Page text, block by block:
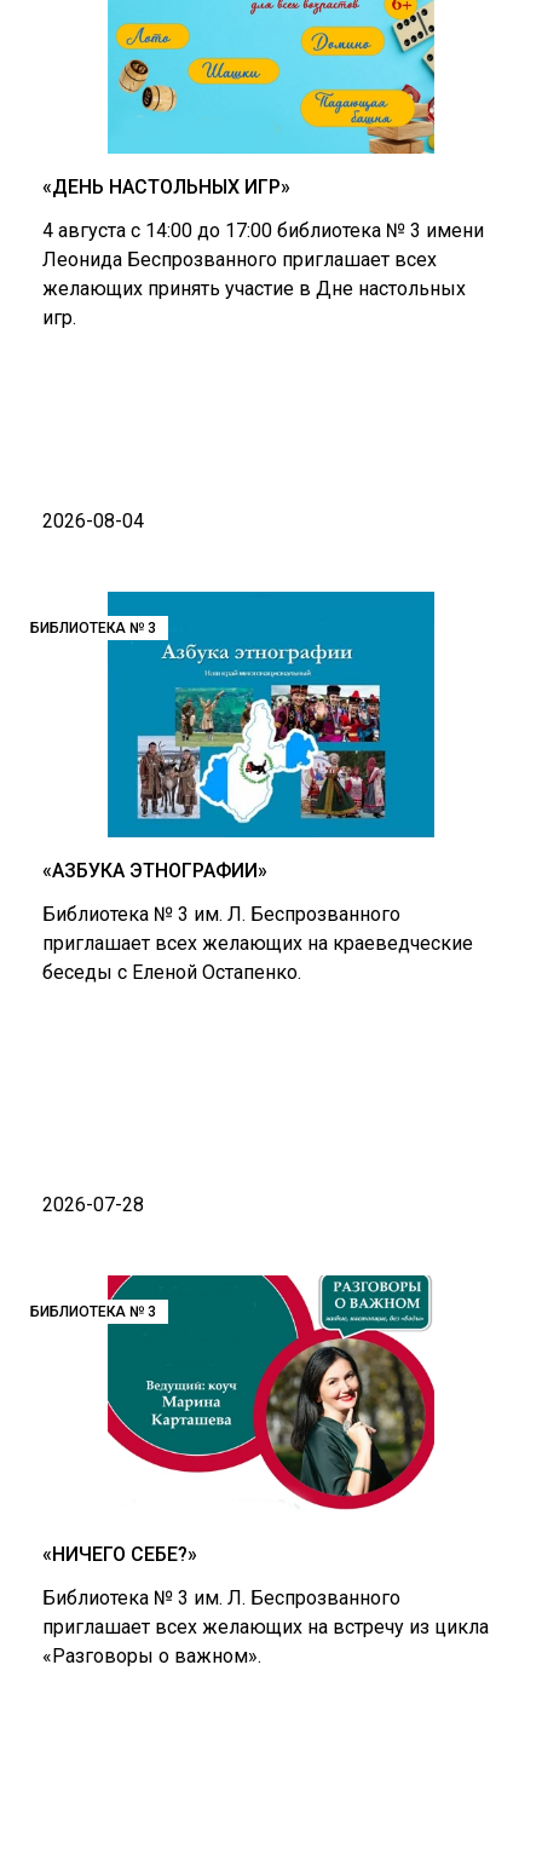
«ДЕНЬ НАСТОЛЬНЫХ ИГР»
4 августа с 14:00 до 17:00 библиотека № 3 имени
Леонида Беспрозванного приглашает всех
желающих принять участие в Дне настольных
игр.
2026-08-04
БИБЛИОТЕКА № 3
«АЗБУКА ЭТНОГРАФИИ»
Библиотека № 3 им. Л. Беспрозванного
приглашает всех желающих на краеведческие
беседы с Еленой Остапенко.
2026-07-28
БИБЛИОТЕКА № 3
«НИЧЕГО СЕБЕ?»
Библиотека № 3 им. Л. Беспрозванного
приглашает всех желающих на встречу из цикла
«Разговоры о важном».